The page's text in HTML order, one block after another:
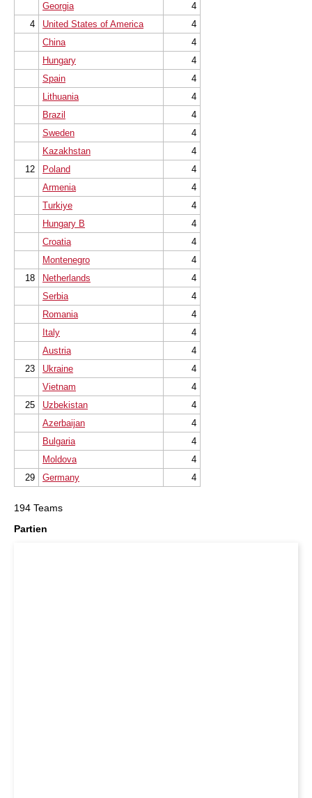
Georgia
4
4
United States of America
4
China
4
Hungary
4
Spain
4
Lithuania
4
Brazil
4
Sweden
4
Kazakhstan
4
12
Poland
4
Armenia
4
Turkiye
4
Hungary B
4
Croatia
4
Montenegro
4
18
Netherlands
4
Serbia
4
Romania
4
Italy
4
Austria
4
23
Ukraine
4
Vietnam
4
25
Uzbekistan
4
Azerbaijan
4
Bulgaria
4
Moldova
4
29
Germany 4
194 Teams
Partien